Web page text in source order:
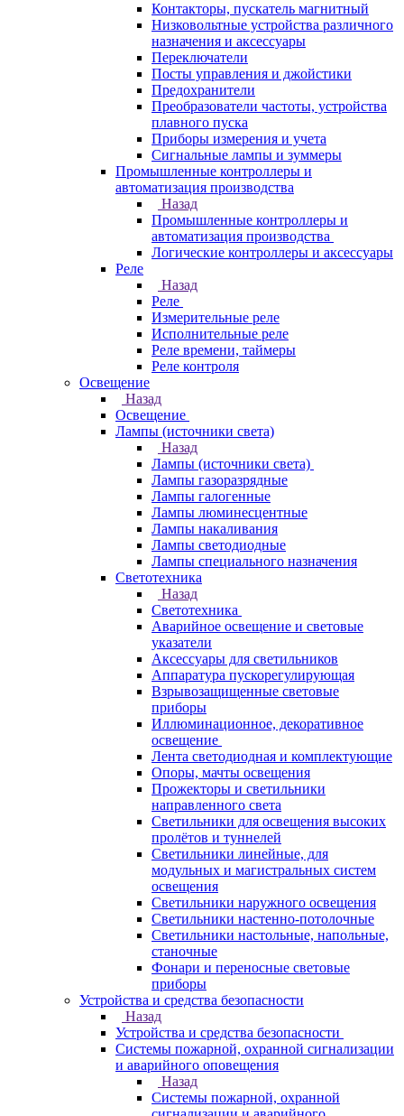
Контакторы, пускатель магнитный
Низковольтные устройства различного
назначения и аксессуары
Переключатели
Посты управления и джойстики
Предохранители
Преобразователи частоты, устройства
плавного пуска
Приборы измерения и учета
Сигнальные лампы и зуммеры
Промышленные контроллеры и
автоматизация производства
Назад
Промышленные контроллеры и
автоматизация производства
Логические контроллеры и аксессуары
Реле
Назад
Реле
Измерительные реле
Исполнительные реле
Реле времени, таймеры
Реле контроля
Освещение
Назад
Освещение
Лампы (источники света)
Назад
Лампы (источники света)
Лампы газоразрядные
Лампы галогенные
Лампы люминесцентные
Лампы накаливания
Лампы светодиодные
Лампы специального назначения
Светотехника
Назад
Светотехника
Аварийное освещение и световые
указатели
Аксессуары для светильников
Аппаратура пускорегулирующая
Взрывозащищенные световые
приборы
Иллюминационное, декоративное
освещение
Лента светодиодная и комплектующие
Опоры, мачты освещения
Прожекторы и светильники
направленного света
Светильники для освещения высоких
пролётов и туннелей
Светильники линейные, для
модульных и магистральных систем
освещения
Светильники наружного освещения
Светильники настенно-потолочные
Светильники настольные, напольные,
станочные
Фонари и переносные световые
приборы
Устройства и средства безопасности
Назад
Устройства и средства безопасности
Системы пожарной, охранной сигнализации
и аварийного оповещения
Назад
Системы пожарной, охранной